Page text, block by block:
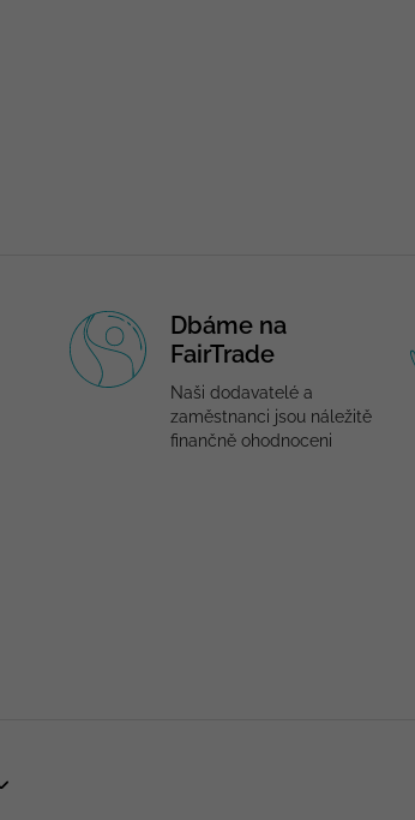
Dbáme na
FairTrade
Naši dodavatelé a
zaměstnanci jsou náležitě
finančně ohodnoceni